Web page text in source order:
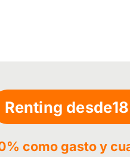
Renting desde
como gasto y